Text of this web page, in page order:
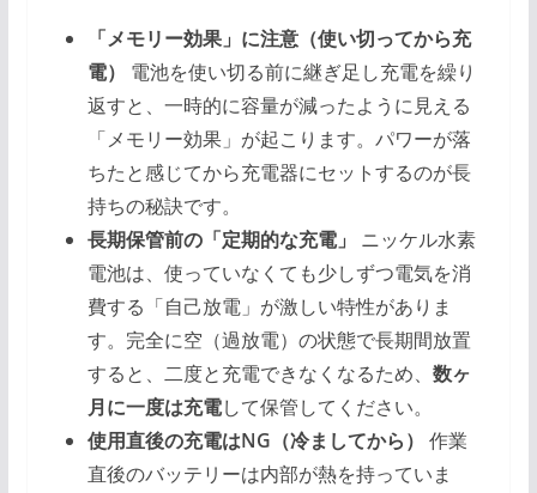
「メモリー効果」に注意（使い切ってから充
電）
電池を使い切る前に継ぎ足し充電を繰り
返すと、一時的に容量が減ったように見える
「メモリー効果」が起こります。パワーが落
ちたと感じてから充電器にセットするのが長
持ちの秘訣です。
長期保管前の「定期的な充電」
ニッケル水素
電池は、使っていなくても少しずつ電気を消
費する「自己放電」が激しい特性がありま
す。完全に空（過放電）の状態で長期間放置
すると、二度と充電できなくなるため、 数ヶ
月に一度は充電して保管してください。
使用直後の充電はNG（冷ましてから） 作業
直後のバッテリーは内部が熱を持っていま